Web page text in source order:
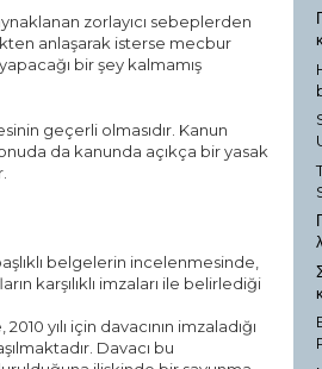
zorlayıcı sebeplerden
anlaşarak isterse mecbur
bir şey kalmamış
geçerli olmasıdır. Kanun
da kanunda açıkça bir yasak
belgelerin incelenmesinde,
karşılıklı imzaları ile belirlediği
yılı için davacının imzaladığı
Davacı bu